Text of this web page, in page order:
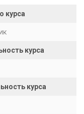
курса
курса
курса